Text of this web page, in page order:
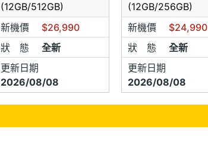
(12GB/512GB)
新機價
$26,990
狀 態
全新
更新日期
2026/08/08
(12GB/256GB)
新機價
$24,990
狀 態
全新
更新日期
2026/08/08